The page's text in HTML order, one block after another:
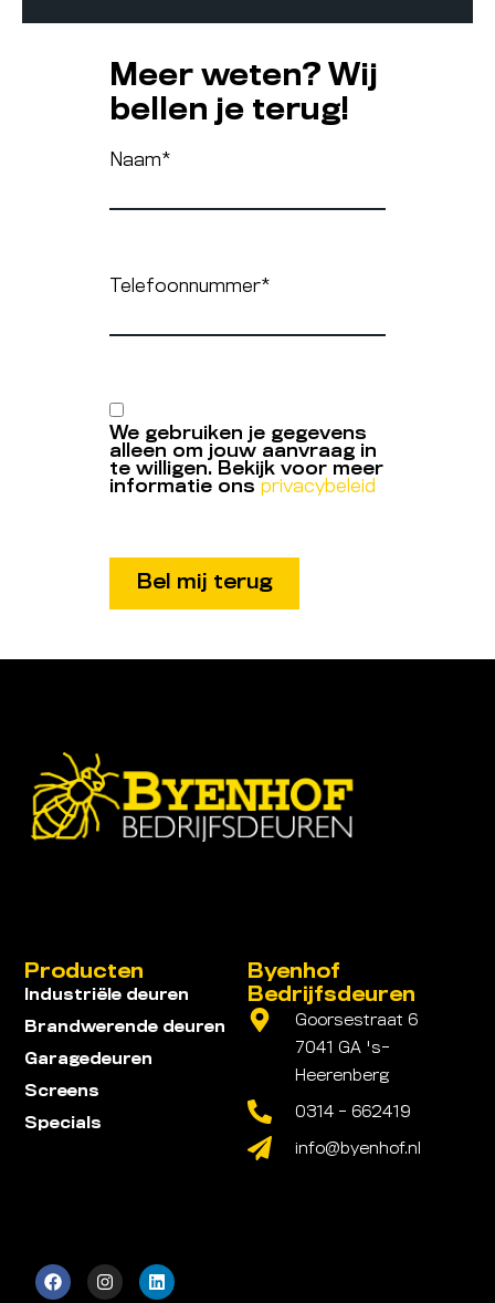
Meer weten? Wij
bellen je terug!
Naam*
Telefoonnummer*
We gebruiken je gegevens
alleen om jouw aanvraag in
te willigen. Bekijk voor meer
informatie ons privacybeleid
Byenhof
Bedrijfsdeuren
Goorsestraat 6
7041 GA 's-
Heerenberg
0314 - 662419
info@byenhof.nl
Producten
Industriële deuren
Brandwerende deuren
Garagedeuren
Screens
Specials